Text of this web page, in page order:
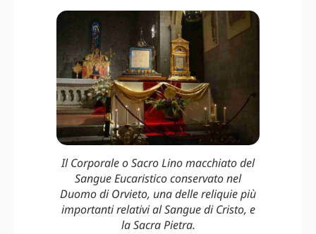
Il Corporale o Sacro Lino macchiato del
Sangue Eucaristico conservato nel
Duomo di Orvieto, una delle reliquie più
importanti relativi al Sangue di Cristo, e
la Sacra Pietra.